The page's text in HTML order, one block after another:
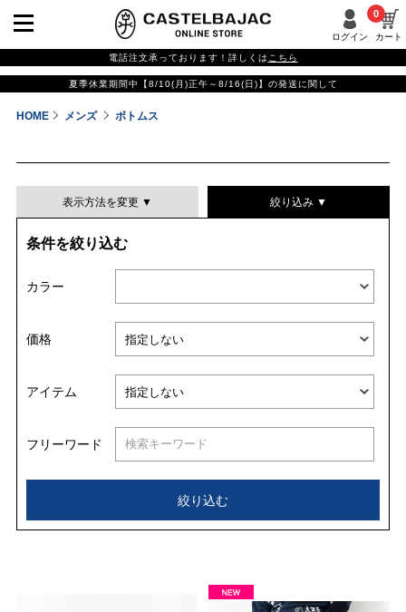
ログイン カート
0
電話注文承っております！詳しくは こちら
夏季休業期間中【8/10(月)正午～8/16(日)】の発送に関して
HOME メンズ ボトムス
表示方法を変更 ▼
並び替える
絞り込み ▼
条件を絞り込む
カラー
価格
アイテム
フリーワード
絞り込む